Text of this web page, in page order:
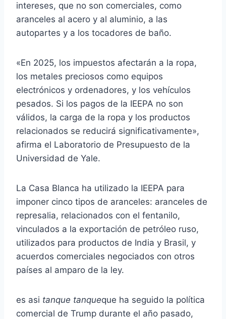
intereses, que no son comerciales, como
aranceles al acero y al aluminio, a las
autopartes y a los tocadores de baño.
«En 2025, los impuestos afectarán a la ropa,
los metales preciosos como equipos
electrónicos y ordenadores, y los vehículos
pesados. Si los pagos de la IEEPA no son
válidos, la carga de la ropa y los productos
relacionados se reducirá significativamente»,
afirma el Laboratorio de Presupuesto de la
Universidad de Yale.
La Casa Blanca ha utilizado la IEEPA para
imponer cinco tipos de aranceles: aranceles de
represalia, relacionados con el fentanilo,
vinculados a la exportación de petróleo ruso,
utilizados para productos de India y Brasil, y
acuerdos comerciales negociados con otros
países al amparo de la ley.
es asi tanque tanqueque ha seguido la política
comercial de Trump durante el año pasado,